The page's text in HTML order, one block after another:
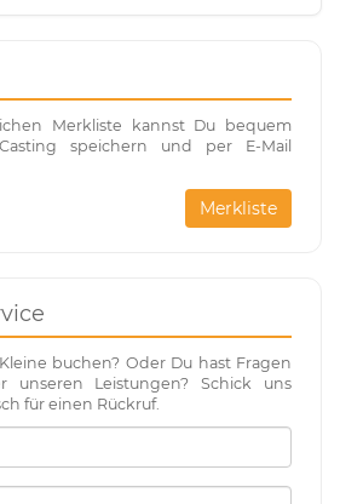
Merkliste kannst Du bequem
speichern und per E-Mail
Merkliste
buchen? Oder Du hast Fragen
unseren Leistungen? Schick uns
für einen Rückruf.